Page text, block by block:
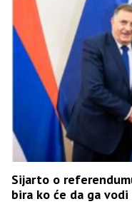
Sijarto o
bira ko će da ga vodi